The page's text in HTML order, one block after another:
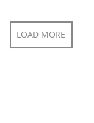
LOAD MORE